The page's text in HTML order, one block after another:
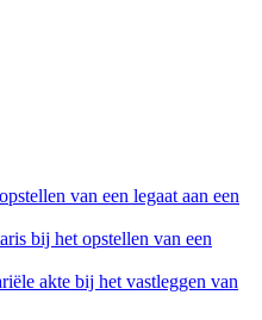
van een legaat aan een
bij het opstellen van een
akte bij het vastleggen van